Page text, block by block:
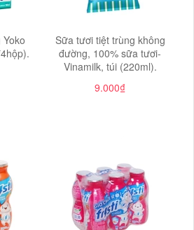
Sữa tươi tiệt trùng không
đường, 100% sữa tươi-
Vinamilk, túi (220ml).
9.000₫